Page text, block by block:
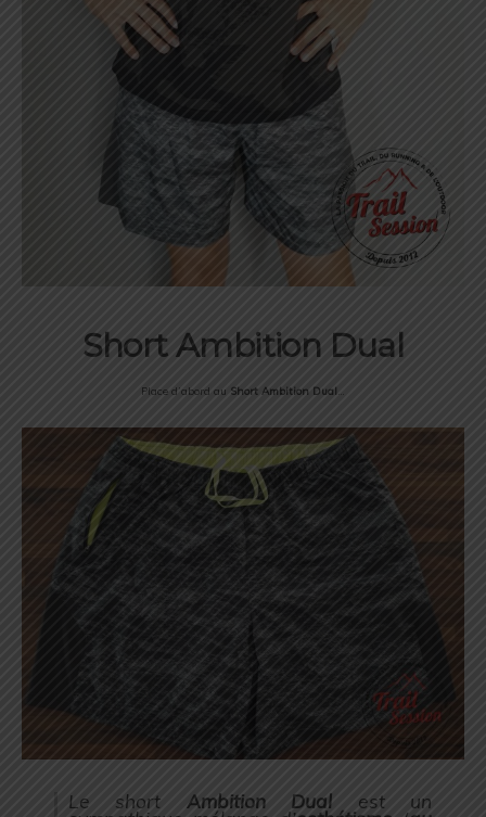
Short Ambition Dual
Place d’abord au Short Ambition Dual…
Le short Ambition Dual est un